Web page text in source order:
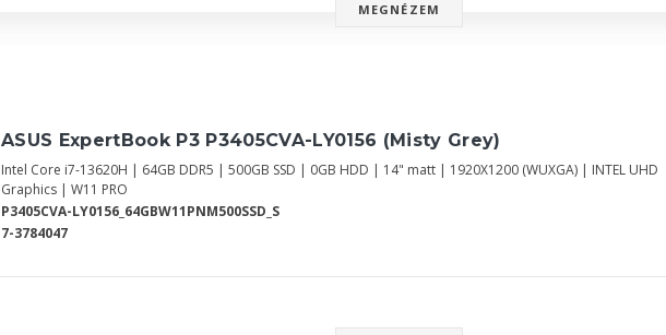
MEGNÉZEM
ASUS ExpertBook P3 P3405CVA-LY0156 (Misty Grey)
Intel Core i7-13620H | 64GB DDR5 | 500GB SSD | 0GB HDD | 14" matt | 1920X1200 (WUXGA) | INTEL UHD
Graphics | W11 PRO
P3405CVA-LY0156_64GBW11PNM500SSD_S
7-3784047